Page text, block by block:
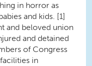
in horror as
and kids. [1]
and beloved union
and detained
of Congress
in